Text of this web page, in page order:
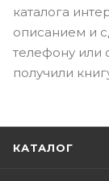
каталога
описанием и
телефону или
получили
КАТАЛОГ